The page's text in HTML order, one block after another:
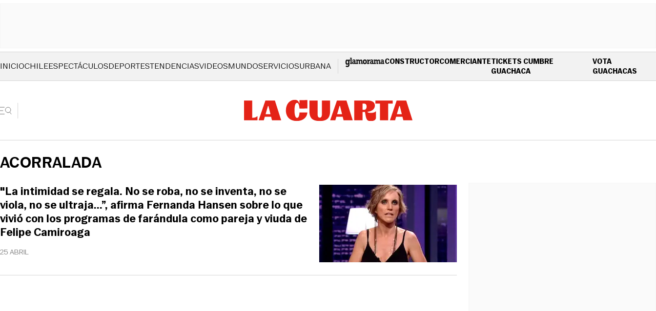
INICIOCHILEESPECTÁCULOSDEPORTESTENDENCIASVIDEOSMUNDOSERVICIOSURBANA CONSTRUCTORCOMERCIANTETICKETS CUMBRE
GUACHACAOPENS IN NEW WINDOW
VOTA
GUACHACAS
ACORRALADA
25 ABRIL
"La intimidad se regala. No se roba, no se inventa, no se
viola, no se ultraja...”, afirma Fernanda Hansen sobre lo que
vivió con los programas de farándula como pareja y viuda de
Felipe Camiroaga